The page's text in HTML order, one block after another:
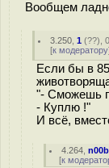
Вообщем
3.250 ,1 (??),
[к модератору
Если бы в
"- Сможешь
- Куплю !"
И всё,
4.264 ,
[к